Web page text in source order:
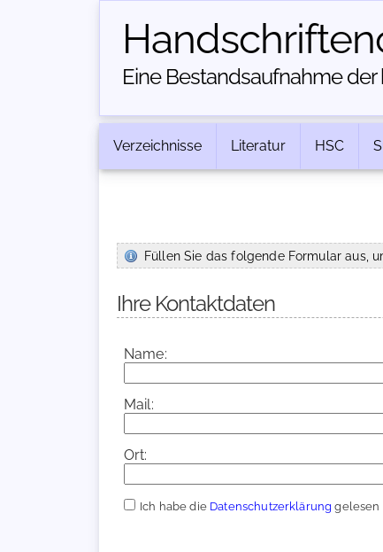
Eine Bestandsaufnahme
Verzeichnisse Literatur HSC
Füllen Sie das folgende Formular aus,
Ihre Kontaktdaten
Name:
Mail:
Ort:
Ich habe die Datenschutzerklärung gelesen